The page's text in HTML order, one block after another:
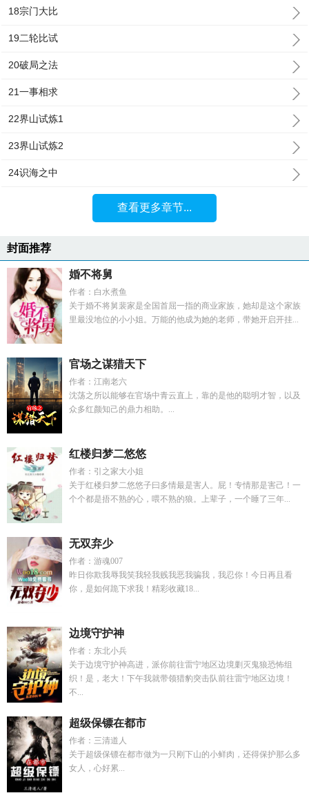
18宗门大比
19二轮比试
20破局之法
21一事相求
22界山试炼1
23界山试炼2
24识海之中
查看更多章节...
封面推荐
婚不将舅
作者：白水煮鱼
关于婚不将舅裴家是全国首屈一指的商业家族，她却是这个家族
里最没地位的小小姐。万能的他成为她的老师，带她开启开挂...
官场之谋猎天下
作者：江南老六
沈荡之所以能够在官场中青云直上，靠的是他的聪明才智，以及
众多红颜知己的鼎力相助。...
红楼归梦二悠悠
作者：引之家大小姐
关于红楼归梦二悠悠子曰多情最是害人。屁！专情那是害己！一
个个都是捂不熟的心，喂不熟的狼。上辈子，一个睡了三年...
无双弃少
作者：游魂007
昨日你欺我辱我笑我轻我贱我恶我骗我，我忍你！今日再且看
你，是如何跪下求我！精彩收藏18...
边境守护神
作者：东北小兵
关于边境守护神高进，派你前往雷宁地区边境剿灭鬼狼恐怖组
织！是，老大！下午我就带领猎豹突击队前往雷宁地区边境！
不...
超级保镖在都市
作者：三清道人
关于超级保镖在都市做为一只刚下山的小鲜肉，还得保护那么多
女人，心好累...